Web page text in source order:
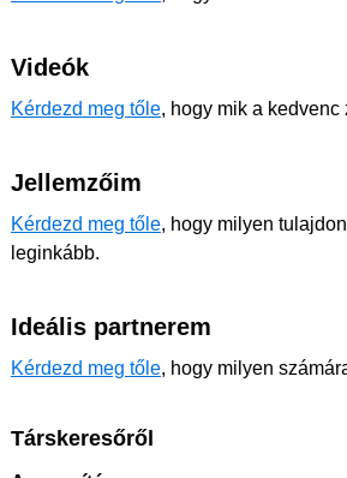
Videók
Kérdezd meg tőle, hogy mik a kedvenc
Jellemzőim
Kérdezd meg tőle, hogy milyen
leginkább.
Ideális partnerem
Kérdezd meg tőle, hogy milyen
Társkeresőről